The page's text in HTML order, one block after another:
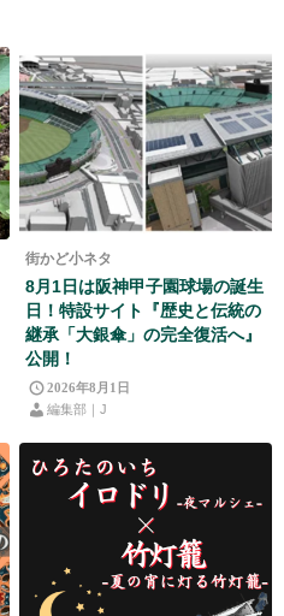
街かど小ネタ
8月1日は阪神甲子園球場の誕生
日！特設サイト『歴史と伝統の
継承「大銀傘」の完全復活へ』
公開！
2026年8月1日
編集部｜J